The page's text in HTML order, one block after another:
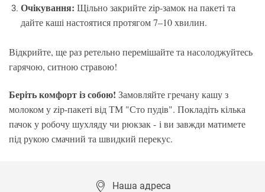
Очікування: Щільно закрийте zip-замок на пакеті та
дайте каші настоятися протягом 7–10 хвилин.
Відкрийте, ще раз ретельно перемішайте та насолоджуйтесь
гарячою, ситною стравою!
Беріть комфорт із собою! Замовляйте гречану кашу з
молоком у zip-пакеті від ТМ "Сто пудів". Покладіть кілька
пачок у робочу шухляду чи рюкзак - і ви завжди матимете
під рукою смачний та швидкий перекус.
Наша адреса